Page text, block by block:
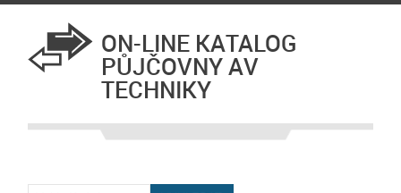
ON-LINE KATALOG
PŮJČOVNY AV
TECHNIKY